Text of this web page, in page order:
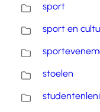
sport
sport en
stoelen